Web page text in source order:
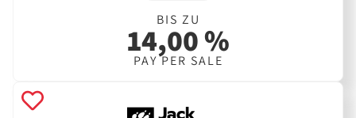
BIS ZU
14,00 %
PAY PER SALE